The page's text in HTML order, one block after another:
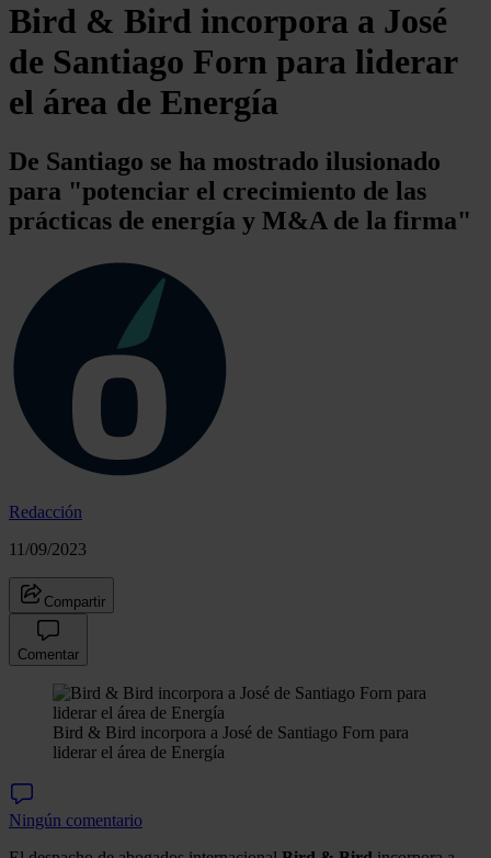
Bird & Bird incorpora a José
de Santiago Forn para liderar
el área de Energía
De Santiago se ha mostrado ilusionado
para "potenciar el crecimiento de las
prácticas de energía y M&A de la firma"
Redacción
11/09/2023
Compartir
Comentar
Bird & Bird incorpora a José de Santiago Forn para
liderar el área de Energía
Ningún comentario